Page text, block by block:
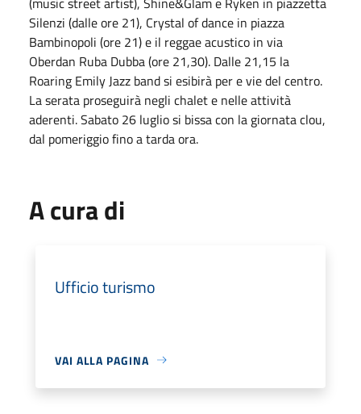
Silenzi (dalle ore 21), Crystal of dance in piazza
Bambinopoli (ore 21) e il reggae acustico in via
Oberdan Ruba Dubba (ore 21,30). Dalle 21,15 la
Roaring Emily Jazz band si esibirà per e vie del centro.
La serata proseguirà negli chalet e nelle attività
aderenti. Sabato 26 luglio si bissa con la giornata clou,
dal pomeriggio fino a tarda ora.
A cura di
Ufficio turismo
VAI ALLA PAGINA